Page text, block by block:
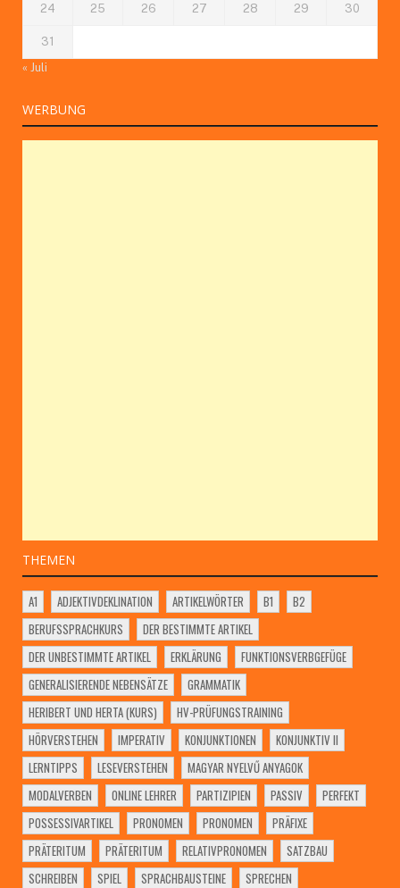
24 25 26 27 28 29 30
31
« Juli
WERBUNG
THEMEN
A1 ADJEKTIVDEKLINATION ARTIKELWÖRTER B1
B2
BERUFSSPRACHKURS
DER BESTIMMTE ARTIKEL
DER UNBESTIMMTE ARTIKEL
ERKLÄRUNG
FUNKTIONSVERBGEFÜGE
GENERALISIERENDE NEBENSÄTZE
GRAMMATIK
HERIBERT UND HERTA (KURS)
HV-PRÜFUNGSTRAINING
HÖRVERSTEHEN
IMPERATIV KONJUNKTIONEN
KONJUNKTIV II
LERNTIPPS
LESEVERSTEHEN
MAGYAR NYELVŰ ANYAGOK
MODALVERBEN
ONLINE LEHRER PARTIZIPIEN PASSIV
PERFEKT
POSSESSIVARTIKEL
PRONOMEN PRONOMEN
PRÄFIXE
PRÄTERITUM
PRÄTERITUM RELATIVPRONOMEN
SATZBAU
SCHREIBEN
SPIEL SPRACHBAUSTEINE
SPRECHEN